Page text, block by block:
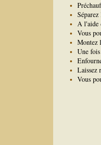
A l'aide
Vous
Montez
Une
Laissez
Vous